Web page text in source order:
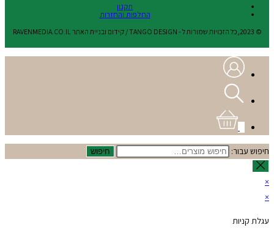
תקנון
החלפות והחזרות
© 2023,כל הזכויות שמורות ל - TANGO DESIGN / קידום ובניית האתר RAVENMEDIA.CO.IL
חיפוש עבור: חיפוש
×
×
עגלת קניות